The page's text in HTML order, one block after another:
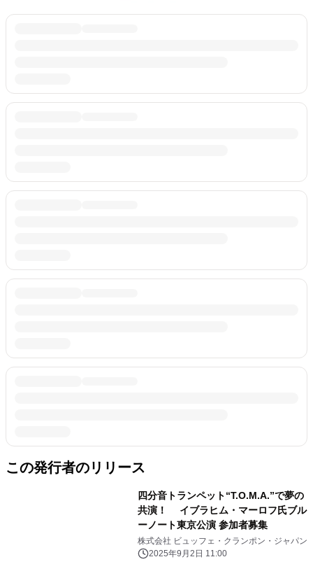
この発行者のリリース
四分音トランペット“T.O.M.A.”で夢の
共演！ イブラヒム・マーロフ氏ブル
ーノート東京公演 参加者募集
株式会社 ビュッフェ・クランポン・ジャパン
2025年9月2日 11:00